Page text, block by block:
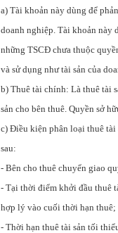
a) Tài khoản này dùng để
doanh nghiệp. Tài khoản này
những TSCĐ chưa thuộc
và sử dụng như tài sản của
b) Thuê tài chính: Là thuê tài
sản cho bên thuê. Quyền sở
c) Điều kiện phân loại thuê
sau:
- Bên cho thuê chuyển giao
- Tại thời điểm khởi đầu thuê
hợp lý vào cuối thời hạn thuê;
- Thời hạn thuê tài sản tối